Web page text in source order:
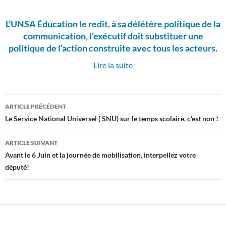
L’UNSA Éducation le redit, à sa délétère politique de la
communication, l’exécutif doit substituer une
politique de l’action construite avec tous les acteurs.
Lire la suite
Navigation
des
articles
ARTICLE PRÉCÉDENT
Le Service National Universel ( SNU) sur le temps scolaire, c’est non !
ARTICLE SUIVANT
Avant le 6 Juin et la journée de mobilisation, interpellez votre
député!